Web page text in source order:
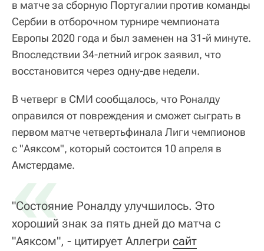
в матче за сборную Португалии против команды
Сербии в отборочном турнире чемпионата
Европы 2020 года и был заменен на 31-й минуте.
Впоследствии 34-летний игрок заявил, что
восстановится через одну-две недели.
В четверг в СМИ сообщалось, что Роналду
оправился от повреждения и сможет сыграть в
первом матче четвертьфинала Лиги чемпионов
с "Аяксом", который состоится 10 апреля в
Амстердаме.
«
"Состояние Роналду улучшилось. Это
хороший знак за пять дней до матча с
"Аяксом", - цитирует Аллегри сайт